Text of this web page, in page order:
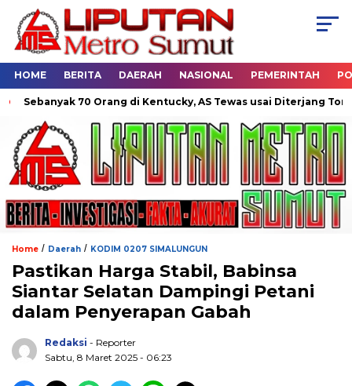
HOME BERITA DAERAH NASIONAL PEMERINTAH
70 Orang di Kentucky, AS Tewas usai Diterjang Tornado
Home / Daerah / KODIM 0207 SIMALUNGUN
Pastikan Harga Stabil, Babinsa
Siantar Selatan Dampingi Petani
dalam Penyerapan Gabah
Redaksi - Reporter
Sabtu, 8 Maret 2025 - 06:23